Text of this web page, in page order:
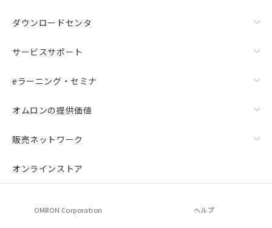
ダウンロードセンタ
サービスサポート
eラーニング・セミナ
オムロンの提供価値
販売ネットワーク
オンラインストア
OMRON Corporation ヘルプ